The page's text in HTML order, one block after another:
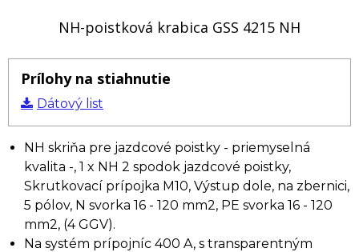
NH-poistková krabica GSS 4215 NH
Prílohy na stiahnutie
Dátový list
NH skriňa pre jazdcové poistky - priemyselná
kvalita -, 1 x NH 2 spodok jazdcové poistky,
Skrutkovací prípojka M10, Výstup dole, na zbernici,
5 pólov, N svorka 16 - 120 mm2, PE svorka 16 - 120
mm2, (4 GGV).
Na systém prípojníc 400 A, s transparentným